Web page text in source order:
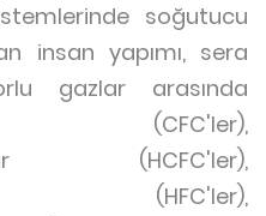
soğutucu
insan yapımı, sera
gazlar arasında
(CFC'ler),
(HCFC'ler),
(HFC'ler),